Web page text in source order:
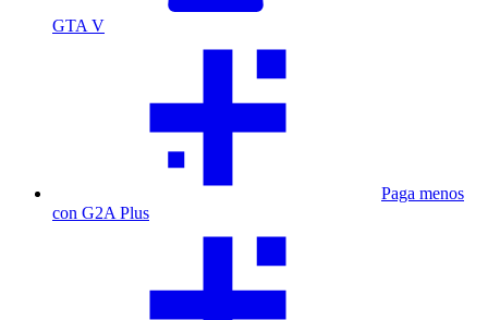
GTA V
Paga menos
con G2A Plus